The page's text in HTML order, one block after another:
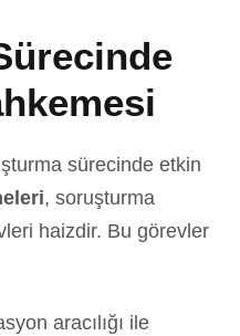
sürecinde etkin
, soruşturma
haizdir. Bu görevler
aracılığı ile